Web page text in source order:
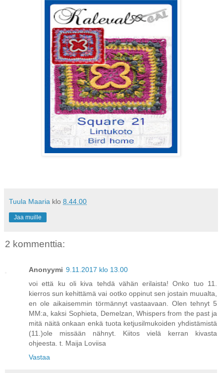
Tuula Maaria klo 8.44.00
Jaa muille
2 kommenttia:
Anonyymi 9.11.2017 klo 13.00
voi että ku oli kiva tehdä vähän erilaista! Onko tuo 11.
kierros sun kehittämä vai ootko oppinut sen jostain muualta,
en ole aikaisemmin törmännyt vastaavaan. Olen tehnyt 5
MM:a, kaksi Sophieta, Demelzan, Whispers from the past ja
mitä näitä onkaan enkä tuota ketjusilmukoiden yhdistämistä
(11.)ole missään nähnyt. Kiitos vielä kerran kivasta
ohjeesta. t. Maija Loviisa
Vastaa